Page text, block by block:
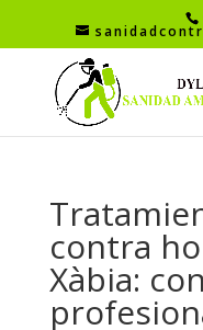
contra
Xàbia: